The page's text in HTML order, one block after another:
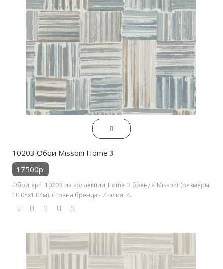
10203 Обои Missoni Home 3
17500р.
Обои арт. 10203 из коллекции Home 3 бренда Missoni (размеры:
10.05х1.04м). Страна бренда - Италия. К..